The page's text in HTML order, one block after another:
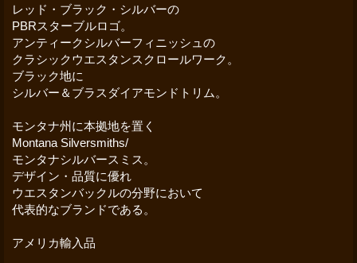
レッド・ブラック・シルバーの
PBRスターブルロゴ。
アンティークシルバーフィニッシュの
クラシックウエスタンスクロールワーク。
ブラック地に
シルバー＆ブラスダイアモンドトリム。
モンタナ州に本拠地を置く
Montana Silversmiths/
モンタナシルバースミス。
デザイン・品質に優れ
ウエスタンバックルの分野において
代表的なブランドである。
アメリカ輸入品